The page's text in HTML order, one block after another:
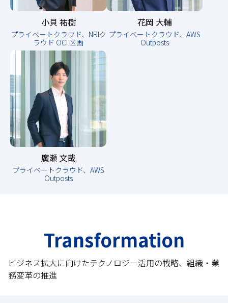
小貝 祐樹
プライベートクラウド、NRIク
ラウド OCI 区画
花岡 大輔
プライベートクラウド、AWS
Outposts
廣瀬 文哉
プライベートクラウド、AWS
Outposts
Transformation
ビジネス拡大に向けたテクノロジー活用の戦略、組織・業
務変革の推進